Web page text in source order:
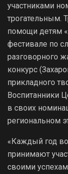
участниками
трогательным.
помощи детям
фестивале по
разговорного
конкурс
прикладного
Воспитанники
в своих
региональном
«Каждый год
принимают
своими